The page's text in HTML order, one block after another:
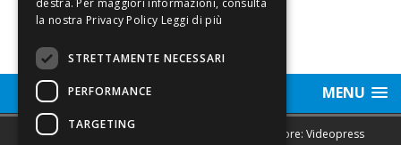
MENU
Sede legale, Redazione, pubblicità e annunci Editore: Videopress
Leggi di più
STRETTAMENTE NECESSARI
PERFORMANCE
TARGETING